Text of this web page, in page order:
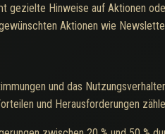
gezielte Hinweise auf Aktionen
Aktionen wie
und das
und Herausforderungen